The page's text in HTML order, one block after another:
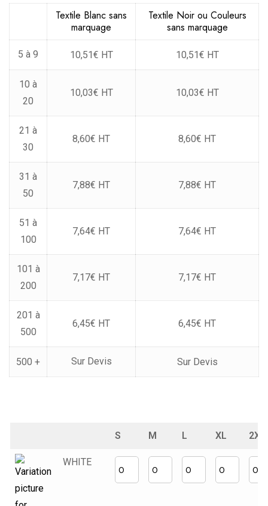
Textile Blanc sans
marquage
Textile Noir ou Couleurs
sans marquage
5 à 9 10,51€ HT 10,51€ HT
10 à
20
10,03€ HT 10,03€ HT
21 à
30
8,60€ HT 8,60€ HT
31 à
50
7,88€ HT 7,88€ HT
51 à
100
7,64€ HT 7,64€ HT
101 à
200
7,17€ HT 7,17€ HT
201 à
500
6,45€ HT 6,45€ HT
500 + Sur Devis Sur Devis
S M L XL 2XL
WHITE